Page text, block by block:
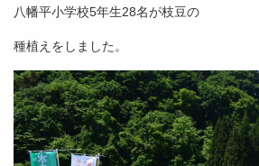
八幡平小学校5年生28名が枝豆の
種植えをしました。